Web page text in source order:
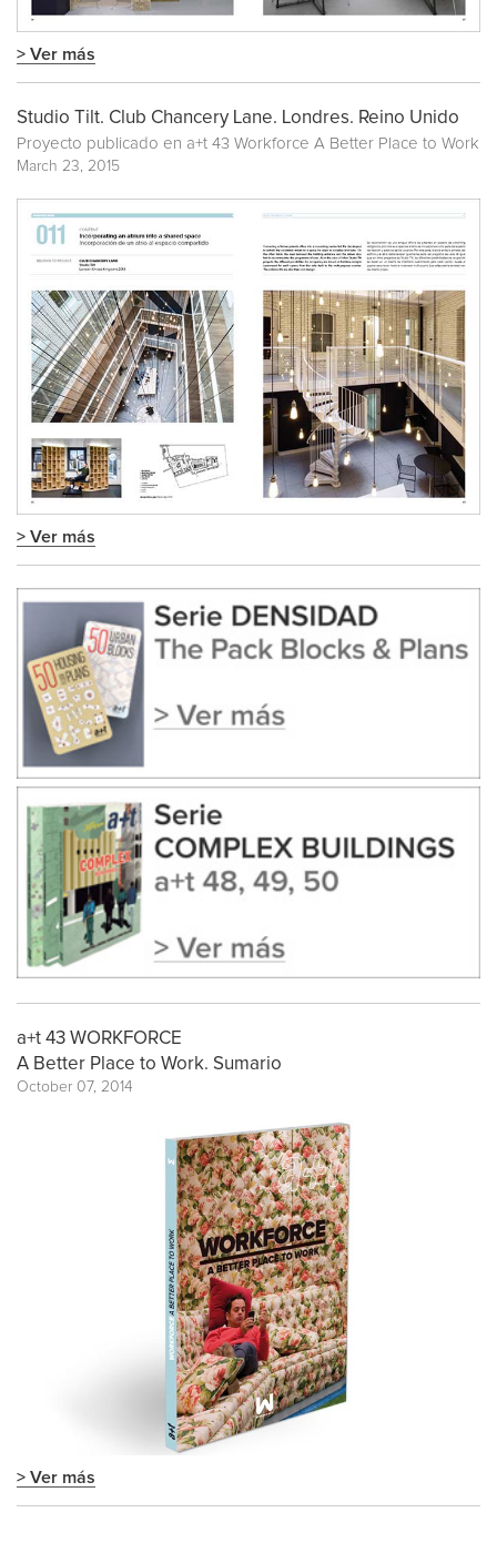
> Ver más
Studio Tilt. Club Chancery Lane. Londres. Reino Unido
Proyecto publicado en a+t 43 Workforce A Better Place to Work
March 23, 2015
> Ver más
a+t 43 WORKFORCE
A Better Place to Work. Sumario
October 07, 2014
> Ver más